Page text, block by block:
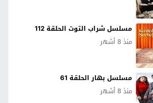
مسلسل شراب التوت الحلقة 112
منذ 8 أشهر
مسلسل بهار الحلقة 61
منذ 8 أشهر